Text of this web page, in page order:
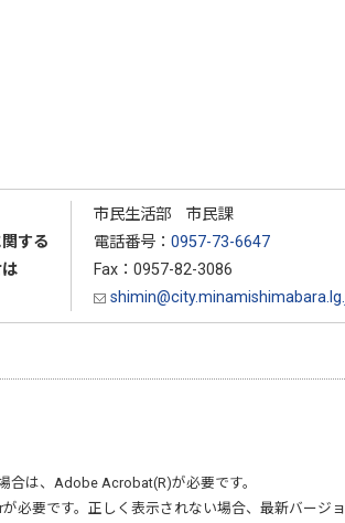
する
市民生活部 市民課
電話番号： 0957-73-6647
Fax：0957-82-3086
合は、 Adobe Acrobat(R)が必要です。
が必要です。正しく表示されない場合、最新バージ